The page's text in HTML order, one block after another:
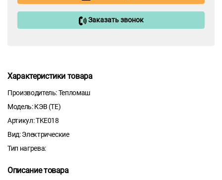
Заказать звонок
Характеристики товара
Производитель: Тепломаш
Модель: КЭВ (ТE)
Артикул: TKE018
Вид: Электрические
Тип нагрева:
Описание товара